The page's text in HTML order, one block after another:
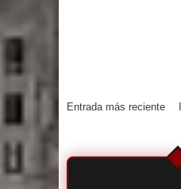
Entrada más reciente